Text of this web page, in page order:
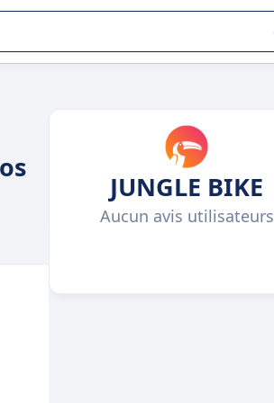
JUNGLE BIKE
Aucun avis utilisateurs